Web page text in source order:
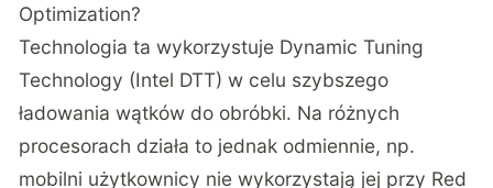
Optimization?
Technologia ta wykorzystuje Dynamic Tuning
Technology (Intel DTT) w celu szybszego
ładowania wątków do obróbki. Na różnych
procesorach działa to jednak odmiennie, np.
mobilni użytkownicy nie wykorzystają jej przy Red